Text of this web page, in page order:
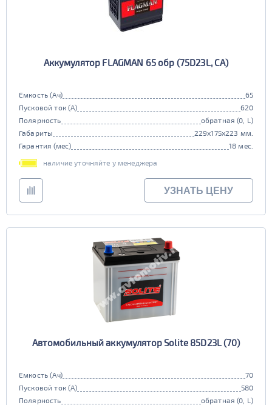
Аккумулятор FLAGMAN 65 обр (75D23L, CA)
Емкость (Ач)
65
Пусковой ток (А)
620
Полярность
обратная (0, L)
Габариты
229x175x223 мм.
Гарантия (мес)
18 мес.
наличие уточняйте у менеджера
УЗНАТЬ ЦЕНУ
Автомобильный аккумулятор Solite 85D23L (70)
Емкость (Ач)
70
Пусковой ток (А)
580
Полярность
обратная (0, L)